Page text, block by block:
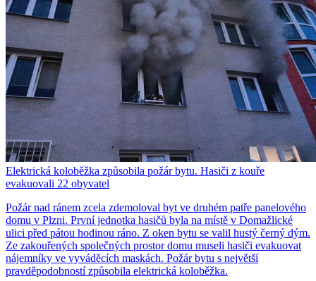
Elektrická koloběžka způsobila požár bytu. Hasiči z kouře
evakuovali 22 obyvatel
Požár nad ránem zcela zdemoloval byt ve druhém patře panelového
domu v Plzni. První jednotka hasičů byla na místě v Domažlické
ulici před pátou hodinou ráno. Z oken bytu se valil hustý černý dým.
Ze zakouřených společných prostor domu museli hasiči evakuovat
nájemníky ve vyváděcích maskách. Požár bytu s největší
pravděpodobností způsobila elektrická koloběžka.